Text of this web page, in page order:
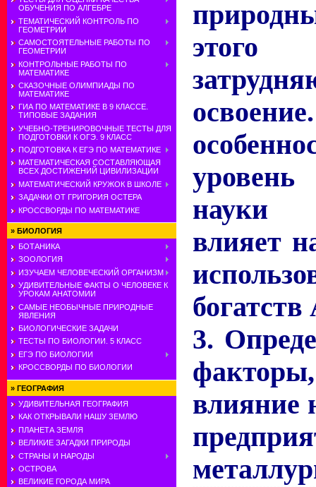
ОБУЧЕНИЯ ПО АЛГЕБРЕ
ТЕМАТИЧЕСКИЙ КОНТРОЛЬ ПО
ГЕОМЕТРИИ
САМОСТОЯТЕЛЬНЫЕ РАБОТЫ ПО
ГЕОМЕТРИИ
КОНТРОЛЬНЫЕ РАБОТЫ ПО
МАТЕМАТИКЕ
СКАЗОЧНЫЕ ОЛИМПИАДЫ ПО
МАТЕМАТИКЕ
ГИА ПО МАТЕМАТИКЕ В 9 КЛАССЕ.
ТИПОВЫЕ ЗАДАНИЯ
УЧЕБНО-ТРЕНИРОВОЧНЫЕ ТЕСТЫ ДЛЯ
ПОДГОТОВКИ К ОГЭ. 9 КЛАСС
ПОДГОТОВКА К ЕГЭ ПО МАТЕМАТИКЕ
МАТЕМАТИЧЕСКАЯ СОСТАВЛЯЮЩАЯ
ВСЕХ ДОСТИЖЕНИЙ ЦИВИЛИЗАЦИИ
МАТЕМАТИЧЕСКИЙ КРУЖОК В ШКОЛЕ
ЗАДАЧКИ ОТ ГРИГОРИЯ ОСТЕРА
КРОССВОРДЫ ПО МАТЕМАТИКЕ
» БИОЛОГИЯ
БОТАНИКА
ЗООЛОГИЯ
ИЗУЧАЕМ ЧЕЛОВЕЧЕСКИЙ ОРГАНИЗМ
УДИВИТЕЛЬНЫЕ ФАКТЫ О ЧЕЛОВЕКЕ К
УРОКАМ АНАТОМИИ
САМЫЕ НЕОБЫЧНЫЕ ПРИРОДНЫЕ
ЯВЛЕНИЯ
БИОЛОГИЧЕСКИЕ ЗАДАЧИ
ТЕСТЫ ПО БИОЛОГИИ. 5 КЛАСС
ЕГЭ ПО БИОЛОГИИ
КРОССВОРДЫ ПО БИОЛОГИИ
» ГЕОГРАФИЯ
УДИВИТЕЛЬНАЯ ГЕОГРАФИЯ
КАК ОТКРЫВАЛИ НАШУ ЗЕМЛЮ
ПЛАНЕТА ЗЕМЛЯ
ВЕЛИКИЕ ЗАГАДКИ ПРИРОДЫ
СТРАНЫ И НАРОДЫ
ОСТРОВА
ВЕЛИКИЕ ГОРОДА МИРА
этого
науки
влияет
3.
влияние